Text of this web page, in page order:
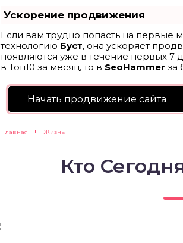
Ускорение продвижения
Если вам трудно попасть на первые
технологию Буст, она ускоряет
появляются уже в течение первых 7
в Топ10 за месяц, то в SeoHammer за
Начать продвижение сайта
Главная Жизнь
Кто